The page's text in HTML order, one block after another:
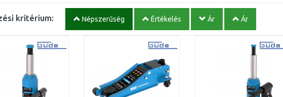
kritérium: Népszerűség Értékelés Ár Ár